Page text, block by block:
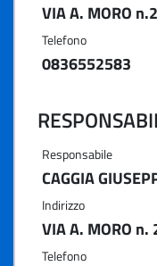
VIA A. MORO
Telefono
0836552583
Responsabile
CAGGIA
Indirizzo
VIA A. MORO n.
Telefono